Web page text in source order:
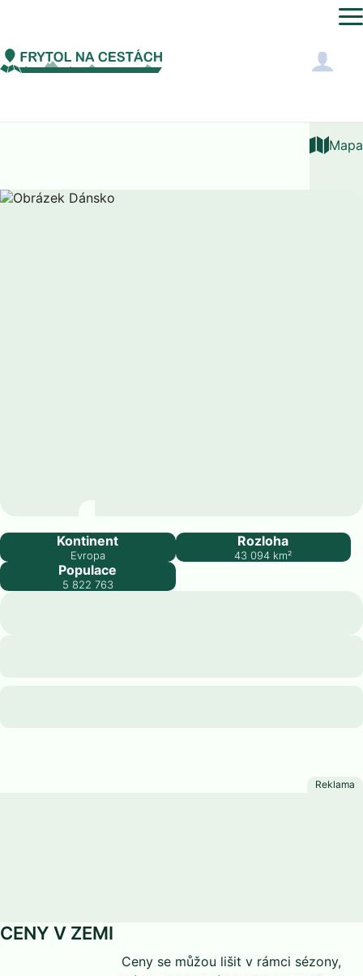
Evropa DánskoCeny
Mapa
Dánsko
Kontinent
Evropa
Rozloha
43 094 km²
Populace
5 822 763
CENY V ZEMI
Ceny se můžou lišit v rámci sézony,